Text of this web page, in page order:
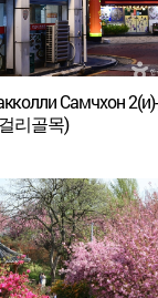
Самчхон
리골목)